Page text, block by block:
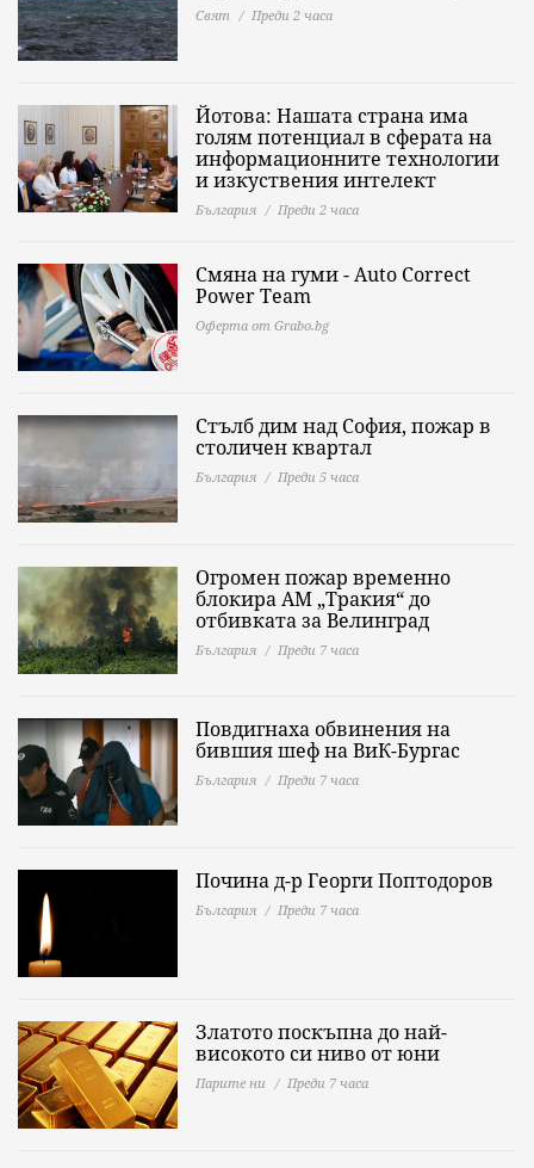
Свят Преди 2 часа
Йотова: Нашата страна има
голям потенциал в сферата на
информационните технологии
и изкуствения интелект
България Преди 2 часа
Смяна на гуми - Auto Correct
Power Теаm
Оферта от Grabo.bg
Стълб дим над София, пожар в
столичен квартал
България Преди 5 часа
Огромен пожар временно
блокира АМ „Тракия“ до
отбивката за Велинград
България Преди 7 часа
Повдигнаха обвинения на
бившия шеф на ВиК-Бургас
България Преди 7 часа
Почина д-р Георги Поптодоров
България Преди 7 часа
Златото поскъпна до най-
високото си ниво от юни
Парите ни Преди 7 часа